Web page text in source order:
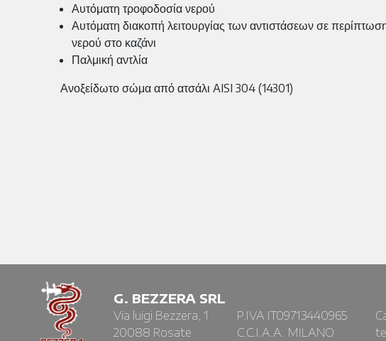
Αυτόματη τροφοδοσία νερού
Αυτόματη διακοπή λειτουργίας των αντιστάσεων σε
νερού στο καζάνι
Παλμική αντλία
Ανοξείδωτο σώμα από ατσάλι AISI 304 (14301)
G. BEZZERA SRL
Via luigi Bezzera, 1
20088 Rosate
P.IVA IT09713440965
C.C.I.A.A. MILANO